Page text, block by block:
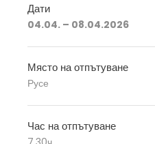
Дати
04.04. – 08.04.2026
Място на отпътуване
Русе
Час на отпътуване